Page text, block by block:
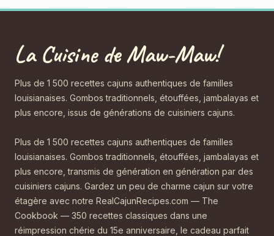
La Cuisine de Maw-Maw!
Plus de 1 500 recettes cajuns authentiques de familles
louisianaises. Gombos traditionnels, étouffées, jambalayas et
plus encore, issus de générations de cuisiniers cajuns.
Plus de 1 500 recettes cajuns authentiques de familles
louisianaises. Gombos traditionnels, étouffées, jambalayas et
plus encore, transmis de génération en génération par des
cuisiniers cajuns. Gardez un peu de charme cajun sur votre
étagère avec notre RealCajunRecipes.com — The
Cookbook — 350 recettes classiques dans une
réimpression chérie du 15e anniversaire, le cadeau parfait